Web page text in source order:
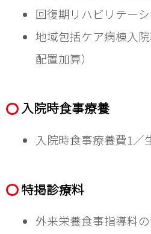
回復期リハビリテー
地域包括ケア病棟入
入院時食事療養
入院時食事療養費1／
特掲診療料
外来栄養食事指導料